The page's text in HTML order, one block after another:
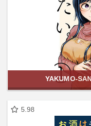
YAKUMO-
5.98